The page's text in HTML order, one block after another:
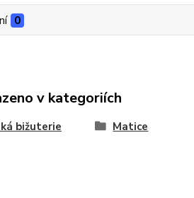
0
v kategoriích
bižuterie Matice